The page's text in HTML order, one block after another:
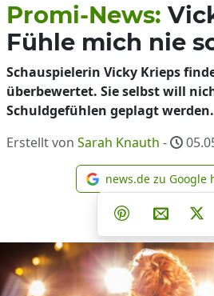
Promi-News:
Fühle mich nie
Schauspielerin Vicky Krieps
überbewertet. Sie selbst will
Schuldgefühlen geplagt werden.
Erstellt von Sarah Knauth -
news.de zu Google
Teilen auf
Teilen auf
Per E-